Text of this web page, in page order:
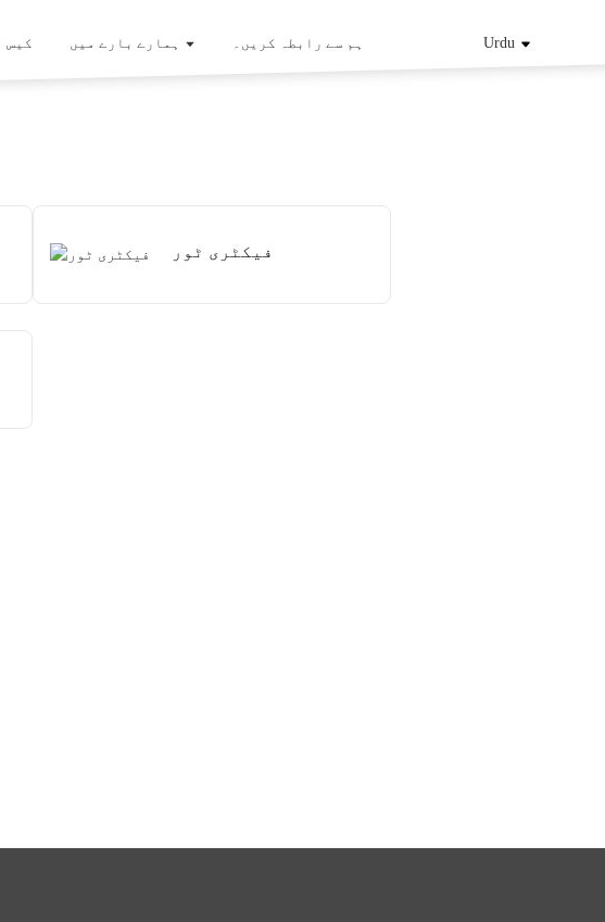
کیس ہمارے بارے میں ہم سے رابطہ کریں۔ Urdu
فیکٹری ٹور